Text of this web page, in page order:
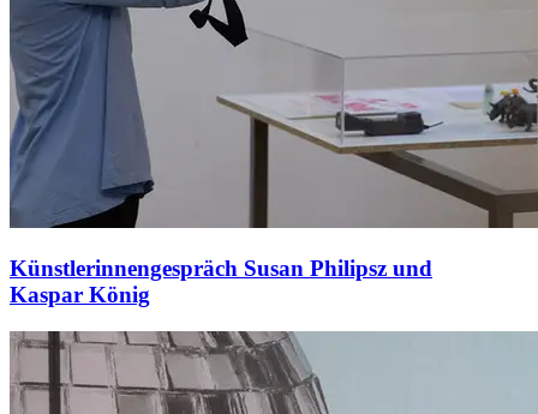
Künstlerinnengespräch Susan Philipsz und
Kaspar König